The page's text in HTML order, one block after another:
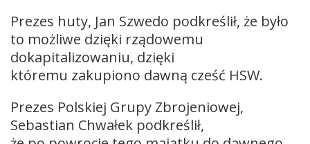
Prezes huty, Jan Szwedo podkreślił, że było
to możliwe dzięki rządowemu
dokapitalizowaniu, dzięki
któremu zakupiono dawną cześć HSW.
Prezes Polskiej Grupy Zbrojeniowej,
Sebastian Chwałek podkreślił,